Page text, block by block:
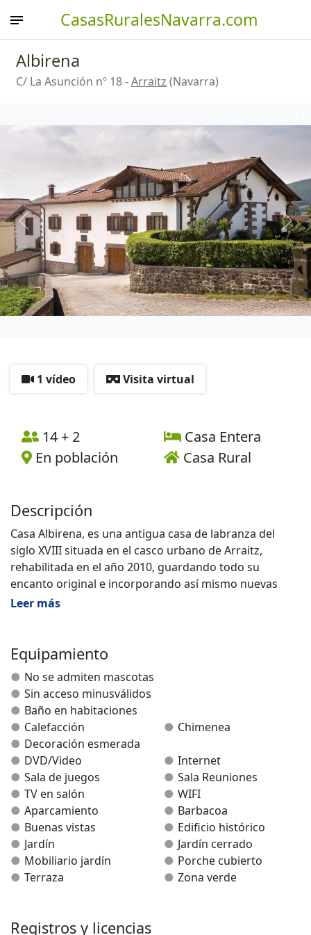
CasasRuralesNavarra.com
Albirena
C/ La Asunción nº 18 -Arraitz (Navarra)
Anterior
1 vídeo Visita virtual
14 + 2
Casa Entera
En población
Casa Rural
Descripción
Casa Albirena, es una antigua casa de labranza del
siglo XVIII situada en el casco urbano de Arraitz,
rehabilitada en el año 2010, guardando todo su
encanto original e incorporando así mismo nuevas
tecnologías.
plantas y adosada a la casa de los propietarios,
distribuyéndose del modo que se detalla:
Planta baja:
* Acceso directo desde dos calles diferentes.
* Recepción principal (acceso clientes) con vitrina
expositora-tienda de productos artesanales típicos de
la zona.
* Sala de juegos con billar, futbolín, ping-pong y zona
específica de recreo para los más pequeños de la
familia con mesas y sillas infantiles.
* Aseo.
* Sala-recepción auxiliar
Planta primera:
Leer más
Equipamiento
No se admiten mascotas
Sin acceso minusválidos
Baño en habitaciones
Calefacción
Chimenea
Decoración esmerada
DVD/Video
Internet
Sala de juegos
Sala Reuniones
TV en salón
WIFI
Aparcamiento
Barbacoa
Buenas vistas
Edificio histórico
Jardín
Jardín cerrado
Mobiliario jardín
Porche cubierto
Terraza
Zona verde
Registros y licencias